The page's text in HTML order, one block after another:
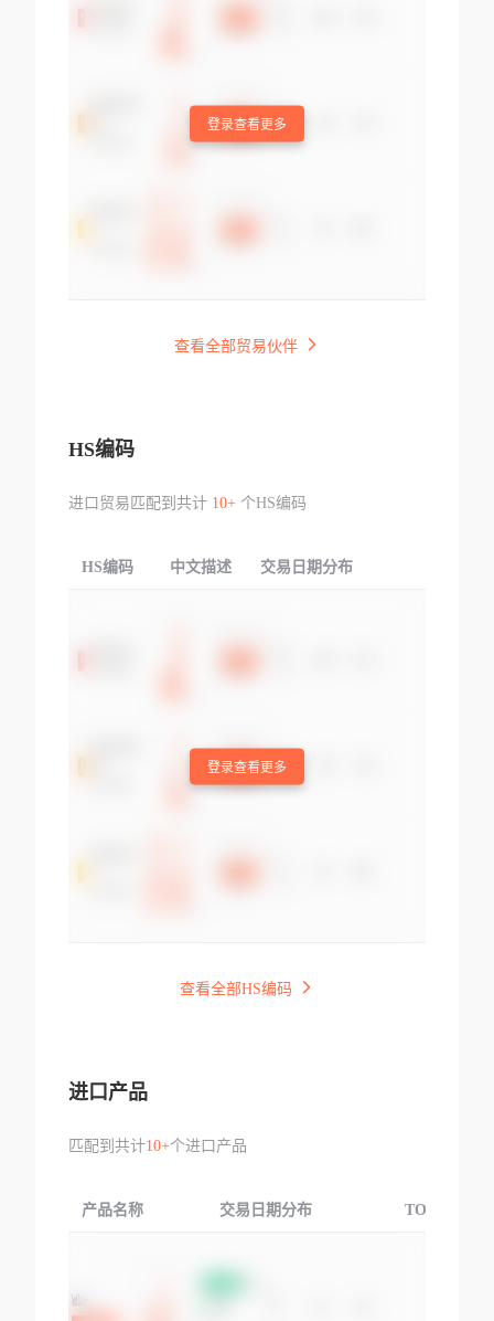
登录查看更多
查看全部贸易伙伴
HS编码
进口贸易匹配到共计 10+个HS编码
HS编码 中文描述 交易日期分布
登录查看更多
查看全部HS编码
进口产品
匹配到共计10+个进口产品
产品名称 交易日期分布 TOP3交易国